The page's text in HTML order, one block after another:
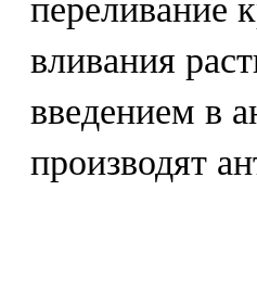
переливание
вливания
введением в
производят